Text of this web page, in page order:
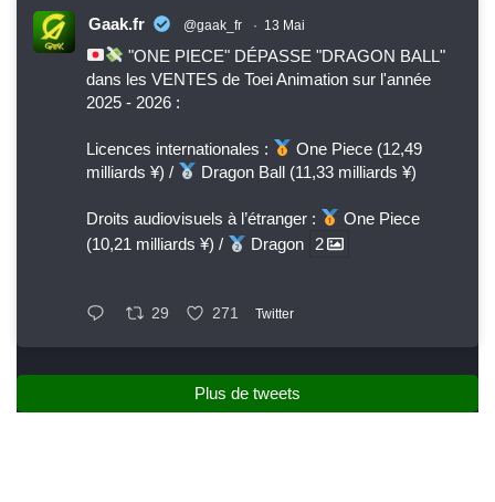
Gaak.fr @gaak_fr · 13 Mai
"ONE PIECE" DÉPASSE "DRAGON BALL"
dans les VENTES de Toei Animation sur l'année
2025 - 2026 :
Licences internationales :
One Piece (12,49
milliards ¥) /
Dragon Ball (11,33 milliards ¥)
Droits audiovisuels à l’étranger :
One Piece
(10,21 milliards ¥) /
Dragon 2
29 271 Twitter
Plus de tweets